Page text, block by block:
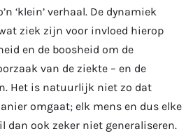
‘klein’ verhaal. De dynamiek
ziek zijn voor invloed hierop
en de boosheid om de
van de ziekte – en de
Het is natuurlijk niet zo dat
omgaat; elk mens en dus elke
dan ook zeker niet generaliseren.